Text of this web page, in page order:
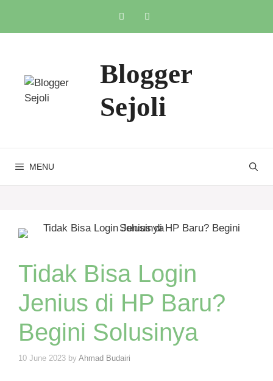
Blogger
Sejoli
MENU
Tidak Bisa Login
Jenius di HP Baru?
Begini Solusinya
10 June 2023 by Ahmad Budairi